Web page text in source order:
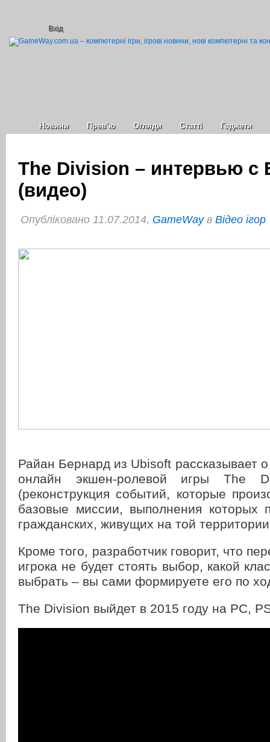
Вхід
Новини Прев’ю Огляди Статті Гаджети
The Division – интервью с
(видео)
Опубліковано 11.07.2014, GameWayв Відео ігор
Райан Бернард из Ubisoft рассказывает
онлайн экшен-ролевой игры The
(реконструкция событий, которые
базовые миссии, выполнения которых
гражданских, живущих на той
Кроме того, разработчик говорит, что
игрока не будет стоять выбор, какой
выбрать – вы сами формируете его по
The Division выйдет в 2015 году на PC,